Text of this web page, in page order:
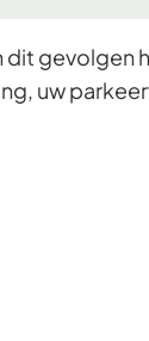
dit gevolgen
uw